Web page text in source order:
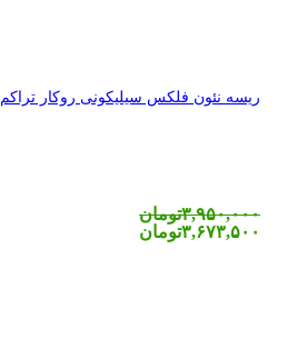
ریسه نئون فلکس سیلیکونی روکار تراکم 294 لوپ لایت
۳,۹۵۰,۰۰۰تومان
۳,۶۷۳,۵۰۰تومان